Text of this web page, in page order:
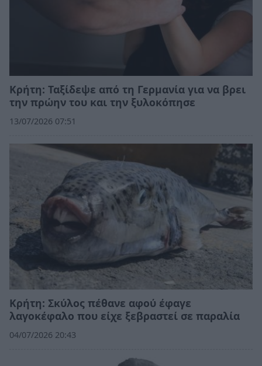
Κρήτη: Ταξίδεψε από τη Γερμανία για να βρει
την πρώην του και την ξυλοκόπησε
13/07/2026 07:51
Κρήτη: Σκύλος πέθανε αφού έφαγε
λαγοκέφαλο που είχε ξεβραστεί σε παραλία
04/07/2026 20:43